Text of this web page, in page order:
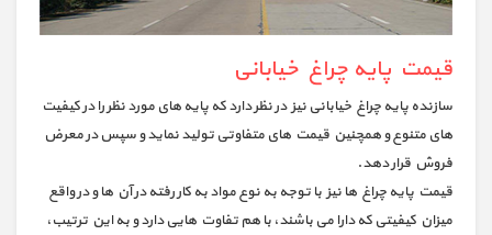
قیمت پایه چراغ خیابانی
سازنده پایه چراغ خیابانی نیز در نظر دارد که پایه های مورد نظر را در کیفیت
های متنوع و همچنین قیمت های متفاوتی تولید نماید و سپس در معرض
فروش قرار دهد.
قیمت پایه چراغ ها نیز با توجه به نوع مواد به کار رفته در آن ها و در واقع
میزان کیفیتی که دارا می باشند، با هم تفاوت هایی دارد و به این ترتیب،